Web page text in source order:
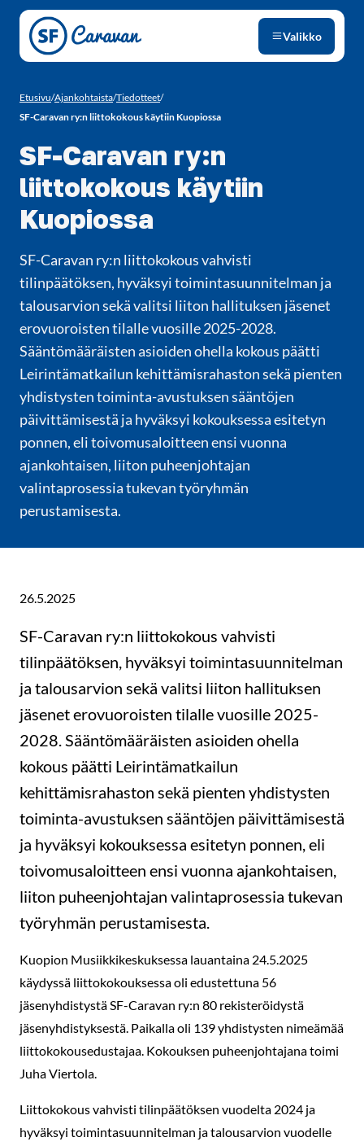
Siirry sivun sisältöön
Valikko
Etusivu/Ajankohtaista/Tiedotteet/
SF-Caravan ry:n liittokokous käytiin Kuopiossa
SF-Caravan ry:n
liittokokous käytiin
Kuopiossa
SF-Caravan ry:n liittokokous vahvisti
tilinpäätöksen, hyväksyi toimintasuunnitelman ja
talousarvion sekä valitsi liiton hallituksen jäsenet
erovuoroisten tilalle vuosille 2025-2028.
Sääntömääräisten asioiden ohella kokous päätti
Leirintämatkailun kehittämisrahaston sekä pienten
yhdistysten toiminta-avustuksen sääntöjen
päivittämisestä ja hyväksyi kokouksessa esitetyn
ponnen, eli toivomusaloitteen ensi vuonna
ajankohtaisen, liiton puheenjohtajan
valintaprosessia tukevan työryhmän
perustamisesta.
26.5.2025
SF-Caravan ry:n liittokokous vahvisti
tilinpäätöksen, hyväksyi toimintasuunnitelman
ja talousarvion sekä valitsi liiton hallituksen
jäsenet erovuoroisten tilalle vuosille 2025-
2028. Sääntömääräisten asioiden ohella
kokous päätti Leirintämatkailun
kehittämisrahaston sekä pienten yhdistysten
toiminta-avustuksen sääntöjen päivittämisestä
ja hyväksyi kokouksessa esitetyn ponnen, eli
toivomusaloitteen ensi vuonna ajankohtaisen,
liiton puheenjohtajan valintaprosessia tukevan
työryhmän perustamisesta.
Kuopion Musiikkikeskuksessa lauantaina 24.5.2025
käydyssä liittokokouksessa oli edustettuna 56
jäsenyhdistystä SF-Caravan ry:n 80 rekisteröidystä
jäsenyhdistyksestä. Paikalla oli 139 yhdistysten nimeämää
liittokokousedustajaa. Kokouksen puheenjohtajana toimi
Juha Viertola.
Liittokokous vahvisti tilinpäätöksen vuodelta 2024 ja
hyväksyi toimintasuunnitelman ja talousarvion vuodelle